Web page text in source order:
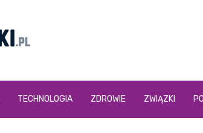
TECHNOLOGIA ZDROWIE ZWIĄZKI